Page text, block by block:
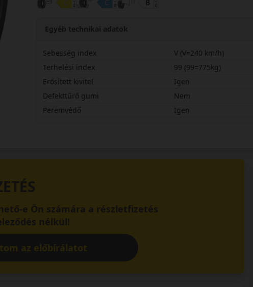
Egyéb technikai adatok
Sebesség index
V (V=240 km/h)
Terhelési index
99 (99=775kg)
Erősített kivitel
Igen
Defekttűrő gumi
Nem
Peremvédő
Igen
e Ön számára a részletfizetés
nélkül!
az előbírálatot